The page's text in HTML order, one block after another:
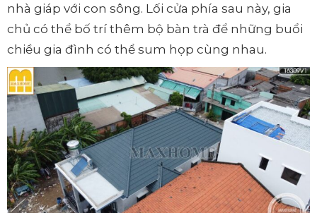
nhà giáp với con sông. Lối cửa phía sau này, gia
chủ có thể bố trí thêm bộ bàn trà để những buổi
chiều gia đình có thể sum họp cùng nhau.